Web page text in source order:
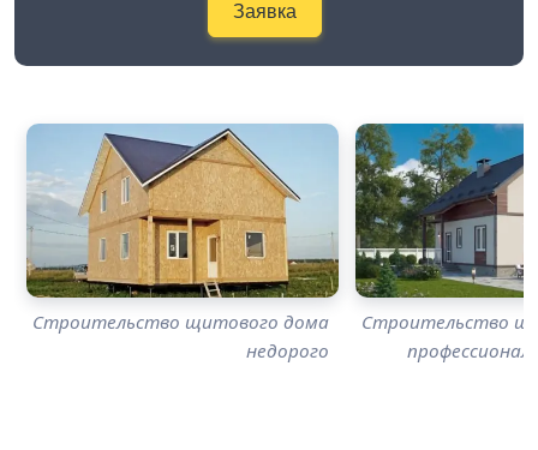
Заявка
Строительство щитового дома
недорого
Строительство